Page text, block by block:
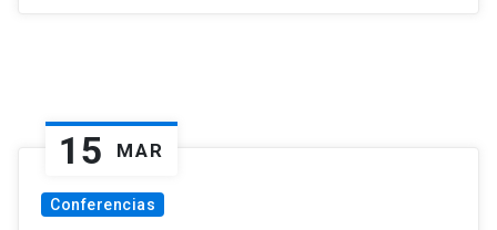
15 MAR
Conferencias